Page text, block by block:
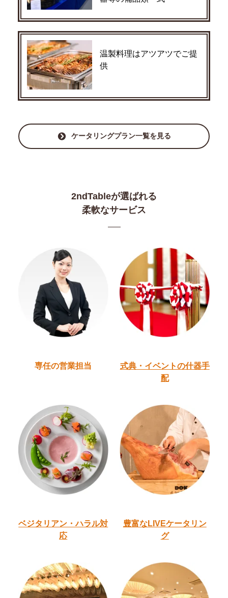
温製料理はアツアツでご提
供
ケータリングプラン一覧を見る
2ndTableが選ばれる
柔軟なサービス
専任の営業担当 式典・イベントの什器手
配
ベジタリアン・ハラル対
応
豊富なLIVEケータリン
グ